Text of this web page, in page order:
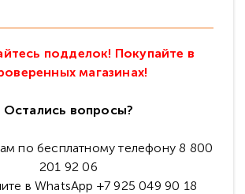
подделок! Покупайте в
магазинах!
Остались вопросы?
по бесплатному телефону 8 800
201 92 06
в WhatsApp +7 925 049 90 18